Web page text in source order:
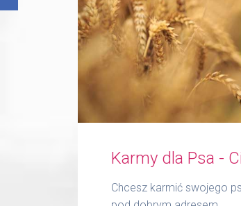
Karmy dla Psa -
Chcesz karmić swojego